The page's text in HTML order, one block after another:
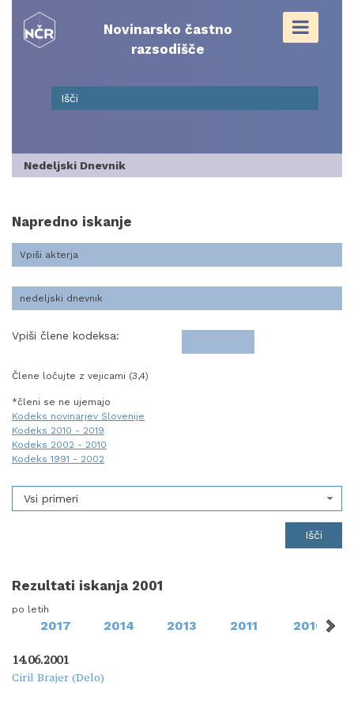
content
Novinarsko častno
razsodišče
Nedeljski Dnevnik
Napredno iskanje
Vpiši člene kodeksa:
Člene ločujte z vejicami (3,4)
*členi se ne ujemajo
Kodeks novinarjev Slovenije
Kodeks 2010 - 2019
Kodeks 2002 - 2010
Kodeks 1991 - 2002
Vsi primeri
Rezultati iskanja 2001
po letih
2017 2014 2013 2011 2010
14.06.2001
Ciril Brajer (Delo)